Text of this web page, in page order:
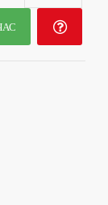
100Hz,